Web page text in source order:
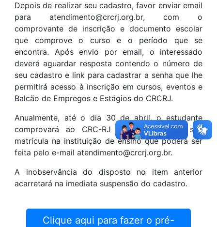
Depois de realizar seu cadastro, favor enviar email
para atendimento@crcrj.org.br, com o
comprovante de inscrição e documento escolar
que comprove o curso e o período que se
encontra. Após envio por email, o interessado
deverá aguardar resposta contendo o número de
seu cadastro e link para cadastrar a senha que lhe
permitirá acesso à inscrição em cursos, eventos e
Balcão de Empregos e Estágios do CRCRJ.
Anualmente, até o dia 30 de abril, o estudante
comprovará ao CRC-RJ a renovação da sua
matrícula na instituição de ensino que poderá ser
feita pelo e-mail atendimento@crcrj.org.br.
A inobservância do disposto no item anterior
acarretará na imediata suspensão do cadastro.
Clique aqui para fazer o pré-